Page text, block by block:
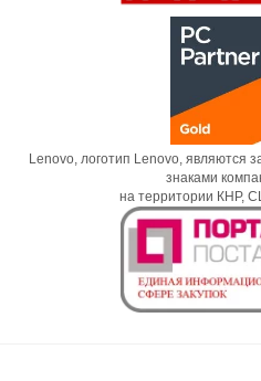
Lenovo, логотип Lenovo, являются
знаками
на территории КНР,